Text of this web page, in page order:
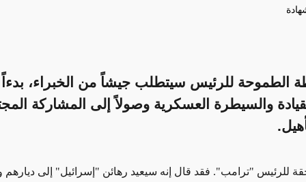
الطموحة للرئيس سيتطلب جيشاً من الخبراء،
والسيطرة العسكرية وصولاً إلى المشاركة
للرئيس "ترامب". فقد قال إنه سيعيد رهائن "إسرائيل" إلى ديارهم